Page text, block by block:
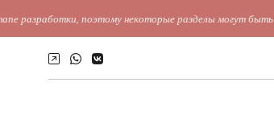
некоторые разделы могут быть незаполненными.